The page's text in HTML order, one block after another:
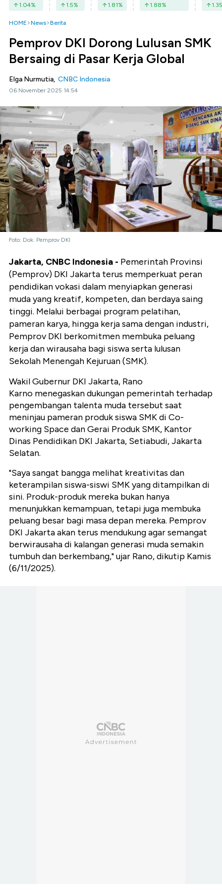
1.04% 1.5% 1.81% 1.88% 1.35
HOME News Berita
Pemprov DKI Dorong Lulusan SMK
Bersaing di Pasar Kerja Global
Elga Nurmutia, CNBC Indonesia
06 November 2025 14:54
Foto: Dok: Pemprov DKI
Jakarta, CNBC Indonesia - Pemerintah Provinsi
(Pemprov) DKI Jakarta terus memperkuat peran
pendidikan vokasi dalam menyiapkan generasi
muda yang kreatif, kompeten, dan berdaya saing
tinggi. Melalui berbagai program pelatihan,
pameran karya, hingga kerja sama dengan industri,
Pemprov DKI berkomitmen membuka peluang
kerja dan wirausaha bagi siswa serta lulusan
Sekolah Menengah Kejuruan (SMK).
Wakil Gubernur DKI Jakarta, Rano
Karno menegaskan dukungan pemerintah terhadap
pengembangan talenta muda tersebut saat
meninjau pameran produk siswa SMK di Co-
working Space dan Gerai Produk SMK, Kantor
Dinas Pendidikan DKI Jakarta, Setiabudi, Jakarta
Selatan.
"Saya sangat bangga melihat kreativitas dan
keterampilan siswa-siswi SMK yang ditampilkan di
sini. Produk-produk mereka bukan hanya
menunjukkan kemampuan, tetapi juga membuka
peluang besar bagi masa depan mereka. Pemprov
DKI Jakarta akan terus mendukung agar semangat
berwirausaha di kalangan generasi muda semakin
tumbuh dan berkembang," ujar Rano, dikutip Kamis
(6/11/2025).